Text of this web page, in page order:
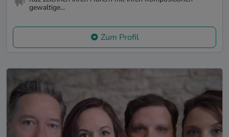
gewaltige...
Zum Profil